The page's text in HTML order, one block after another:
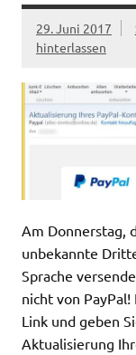
29. Juni 2017
hinterlassen
Am Donnerstag,
unbekannte
Sprache
nicht von
Link und geben
Aktualisierung